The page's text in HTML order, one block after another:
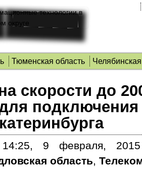
Тюменская область
скорости до
подключения
14:25, 9 февраля,
область,